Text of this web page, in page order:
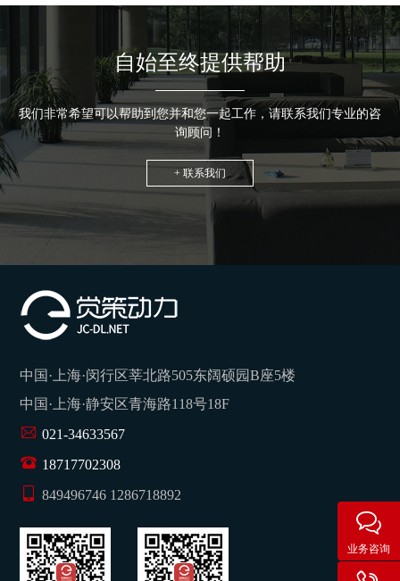
自始至终提供帮助
我们非常希望可以帮助到您并和您一起工作，请联系我们专业的咨
询顾问！
+ 联系我们
中国·上海·闵行区莘北路505东阔硕园B座5楼
中国·上海·静安区青海路118号18F
021-34633567
18717702308
849496746 1286718892
业务咨询